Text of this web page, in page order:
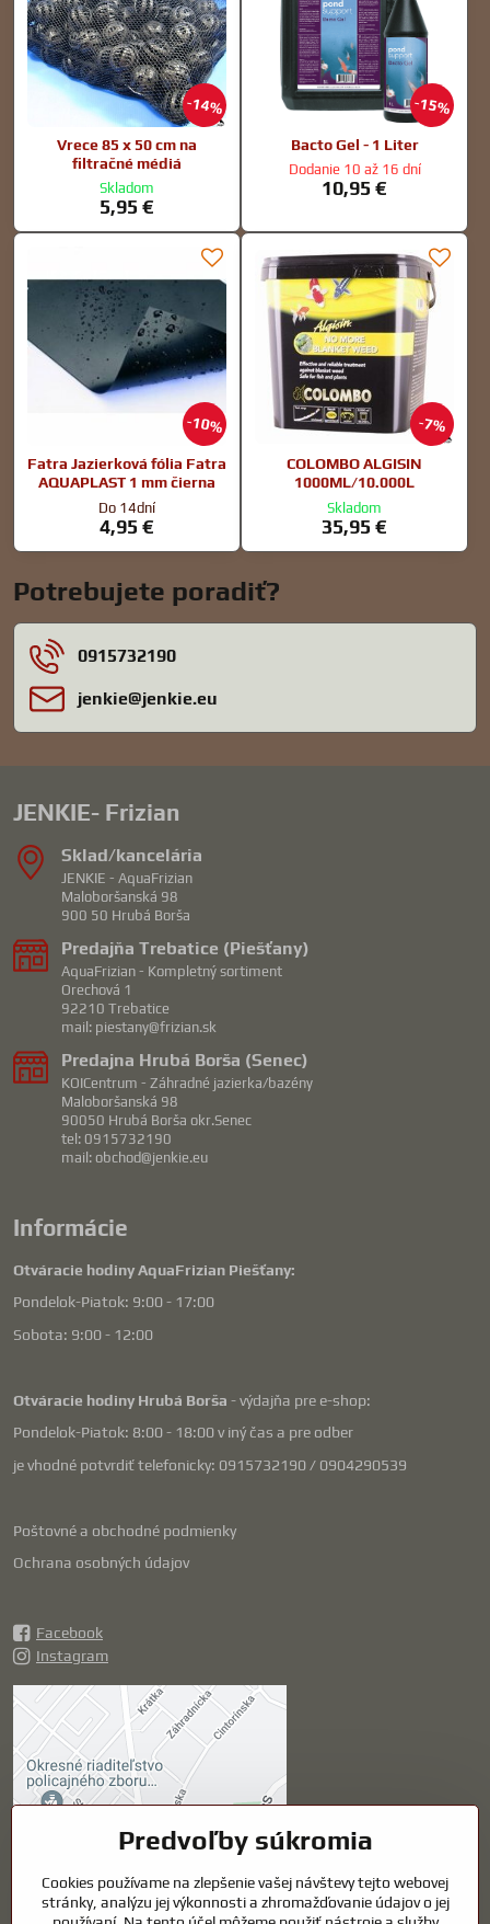
14%
Vrece 85 x 50 cm na
filtračné médiá
Skladom
5,95 €
15%
Bacto Gel - 1 Liter
Dodanie 10 až 16 dní
10,95 €
10%
Fatra Jazierková fólia Fatra
AQUAPLAST 1 mm čierna
Do 14dní
4,95 €
7%
COLOMBO ALGISIN
1000ML/10.000L
Skladom
35,95 €
Potrebujete poradiť?
0915732190
jenkie​@jenkie​.eu
JENKIE- Frizian
Sklad/kancelária
JENKIE - AquaFrizian
Maloboršanská 98
900 50 Hrubá Borša
Predajňa Trebatice (Piešťany)
AquaFrizian - Kompletný sortiment
Orechová 1
92210 Trebatice
mail: piestany@frizian.sk
Predajna Hrubá Borša (Senec)
KOICentrum - Záhradné jazierka/bazény
Maloboršanská 98
90050 Hrubá Borša okr.Senec
tel: 0915732190
mail: obchod@jenkie.eu
Informácie
Otváracie hodiny AquaFrizian Piešťany:
Pondelok-Piatok: 9:00 - 17:00
Sobota: 9:00 - 12:00
Otváracie hodiny Hrubá Borša - výdajňa pre e-shop:
Pondelok-Piatok: 8:00 - 18:00 v iný čas a pre odber
je vhodné potvrdiť telefonicky: 0915732190 / 0904290539
Poštovné a obchodné podmienky
Ochrana osobných údajov
Facebook
Instagram
Externý obsah je
blokovaný Voľbami
súkromia
Prajete si načítať externý obsah?
Povoliť tentokrát
Predvoľby súkromia
Cookies používame na zlepšenie vašej návštevy tejto webovej
stránky, analýzu jej výkonnosti a zhromažďovanie údajov o jej